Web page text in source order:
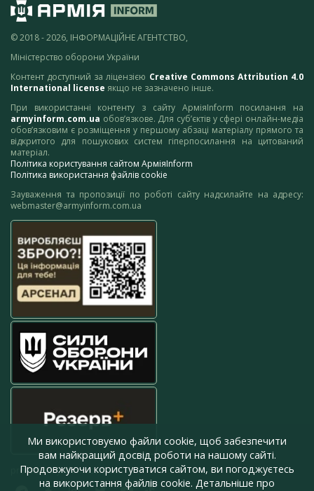
© 2018 - 2026, ІНФОРМАЦІЙНЕ АГЕНТСТВО,
Міністерство оборони України
Контент доступний за ліцензією Creative Commons Attribution 4.0
International license якщо не зазначено інше.
При використанні контенту з сайту АрміяInform посилання на
armyinform.com.ua обов’язкове. Для суб’єктів у сфері онлайн-медіа
обов’язковим є розміщення у першому абзаці матеріалу прямого та
відкритого для пошукових систем гіперпосилання на цитований
матеріал.
Політика користування сайтом АрміяInform
Політика використання файлів cookie
Зауваження та пропозиції по роботі сайту надсилайте на адресу:
webmaster@armyinform.com.ua
press@armyinform.com.ua
Ми використовуємо файли cookie, щоб забезпечити
вам найкращий досвід роботи на нашому сайті.
Продовжуючи користуватися сайтом, ви погоджуєтесь
на використання файлів cookie. Детальніше про